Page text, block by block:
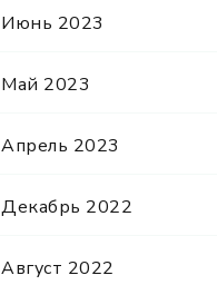
Июнь 2023
Май 2023
Апрель 2023
Декабрь 2022
Август 2022